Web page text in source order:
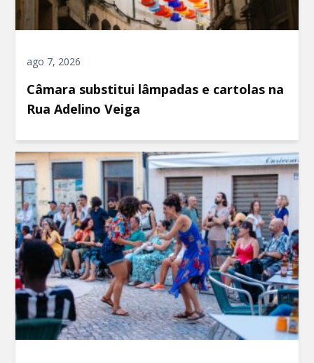
ago 7, 2026
Câmara substitui lâmpadas e cartolas na
Rua Adelino Veiga